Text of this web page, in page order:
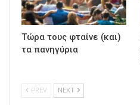
Τώρα τους φταίνε (και)
τα πανηγύρια
PREV NEXT